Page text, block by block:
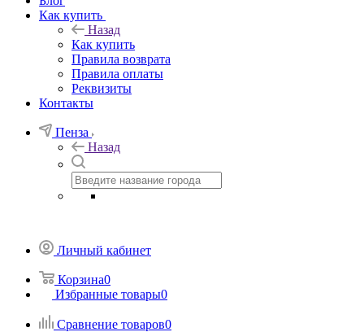
Как купить
Назад
Как купить
Правила возврата
Правила оплаты
Реквизиты
Контакты
Пенза
Назад
Личный кабинет
Корзина0
Избранные товары0
Сравнение товаров0